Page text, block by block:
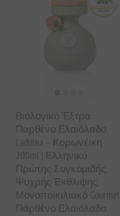
Βιολογικό Έξτρα
Παρθένο Ελαιόλαδο
Ladolea – Κορωνέικη
200ml | Ελληνικό
Πρώτης Συγκομιδής,
Ψυχρής Έκθλιψης,
Μονοποικιλιακό Gourmet
Παρθένο Ελαιόλαδο